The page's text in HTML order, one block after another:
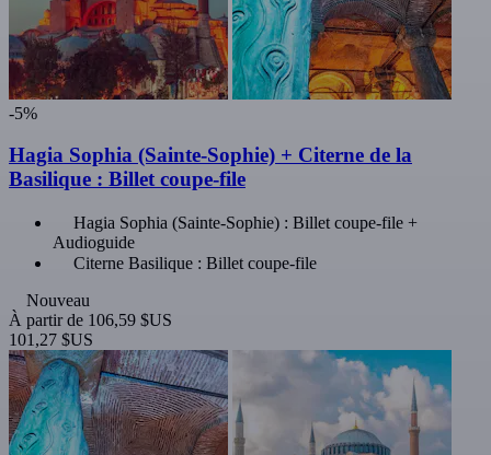
-5%
Hagia Sophia (Sainte-Sophie) + Citerne de la
Basilique : Billet coupe-file
Hagia Sophia (Sainte-Sophie) : Billet coupe-file +
Audioguide
Citerne Basilique : Billet coupe-file
Nouveau
À partir de 106,59 $US
101,27 $US